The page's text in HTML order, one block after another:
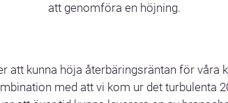
att genomföra en höjning.
att kunna höja återbäringsräntan för våra
med att vi kom ur det turbulenta